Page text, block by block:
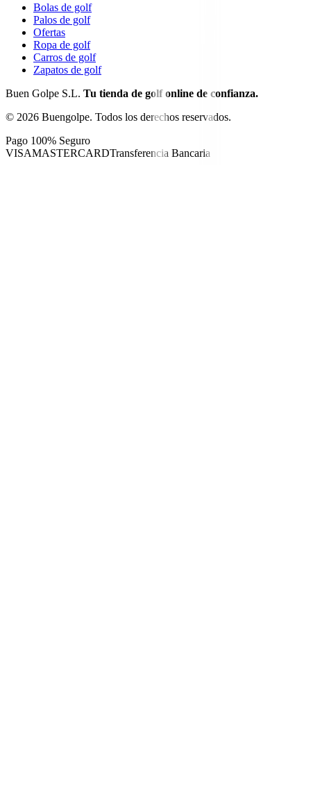
Bolas de golf
Palos de golf
Ofertas
Ropa de golf
Carros de golf
Zapatos de golf
Buen Golpe S.L. Tu tienda de golf online de confianza.
© 2026 Buengolpe. Todos los derechos reservados.
Pago 100% Seguro
VISAMASTERCARDTransferencia Bancaria